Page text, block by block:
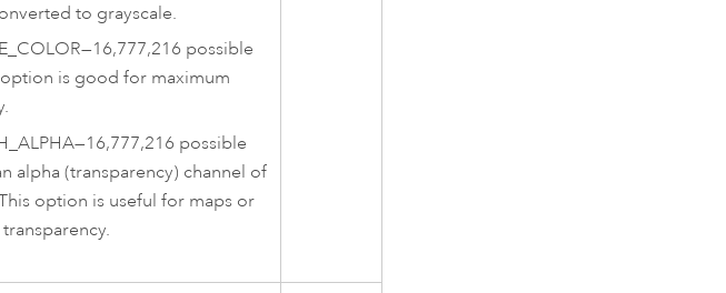
to grayscale.
—16,777,216 possible
is good for maximum
—16,777,216 possible
alpha (transparency) channel of
option is useful for maps or